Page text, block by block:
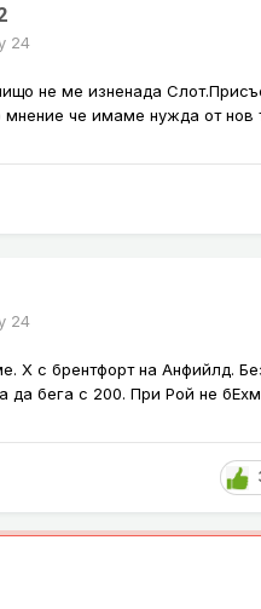
24
не ме изненада
че имаме нужда от нов
24
Х с брентфорт на Анфийлд.
да бега с 200. При Рой не